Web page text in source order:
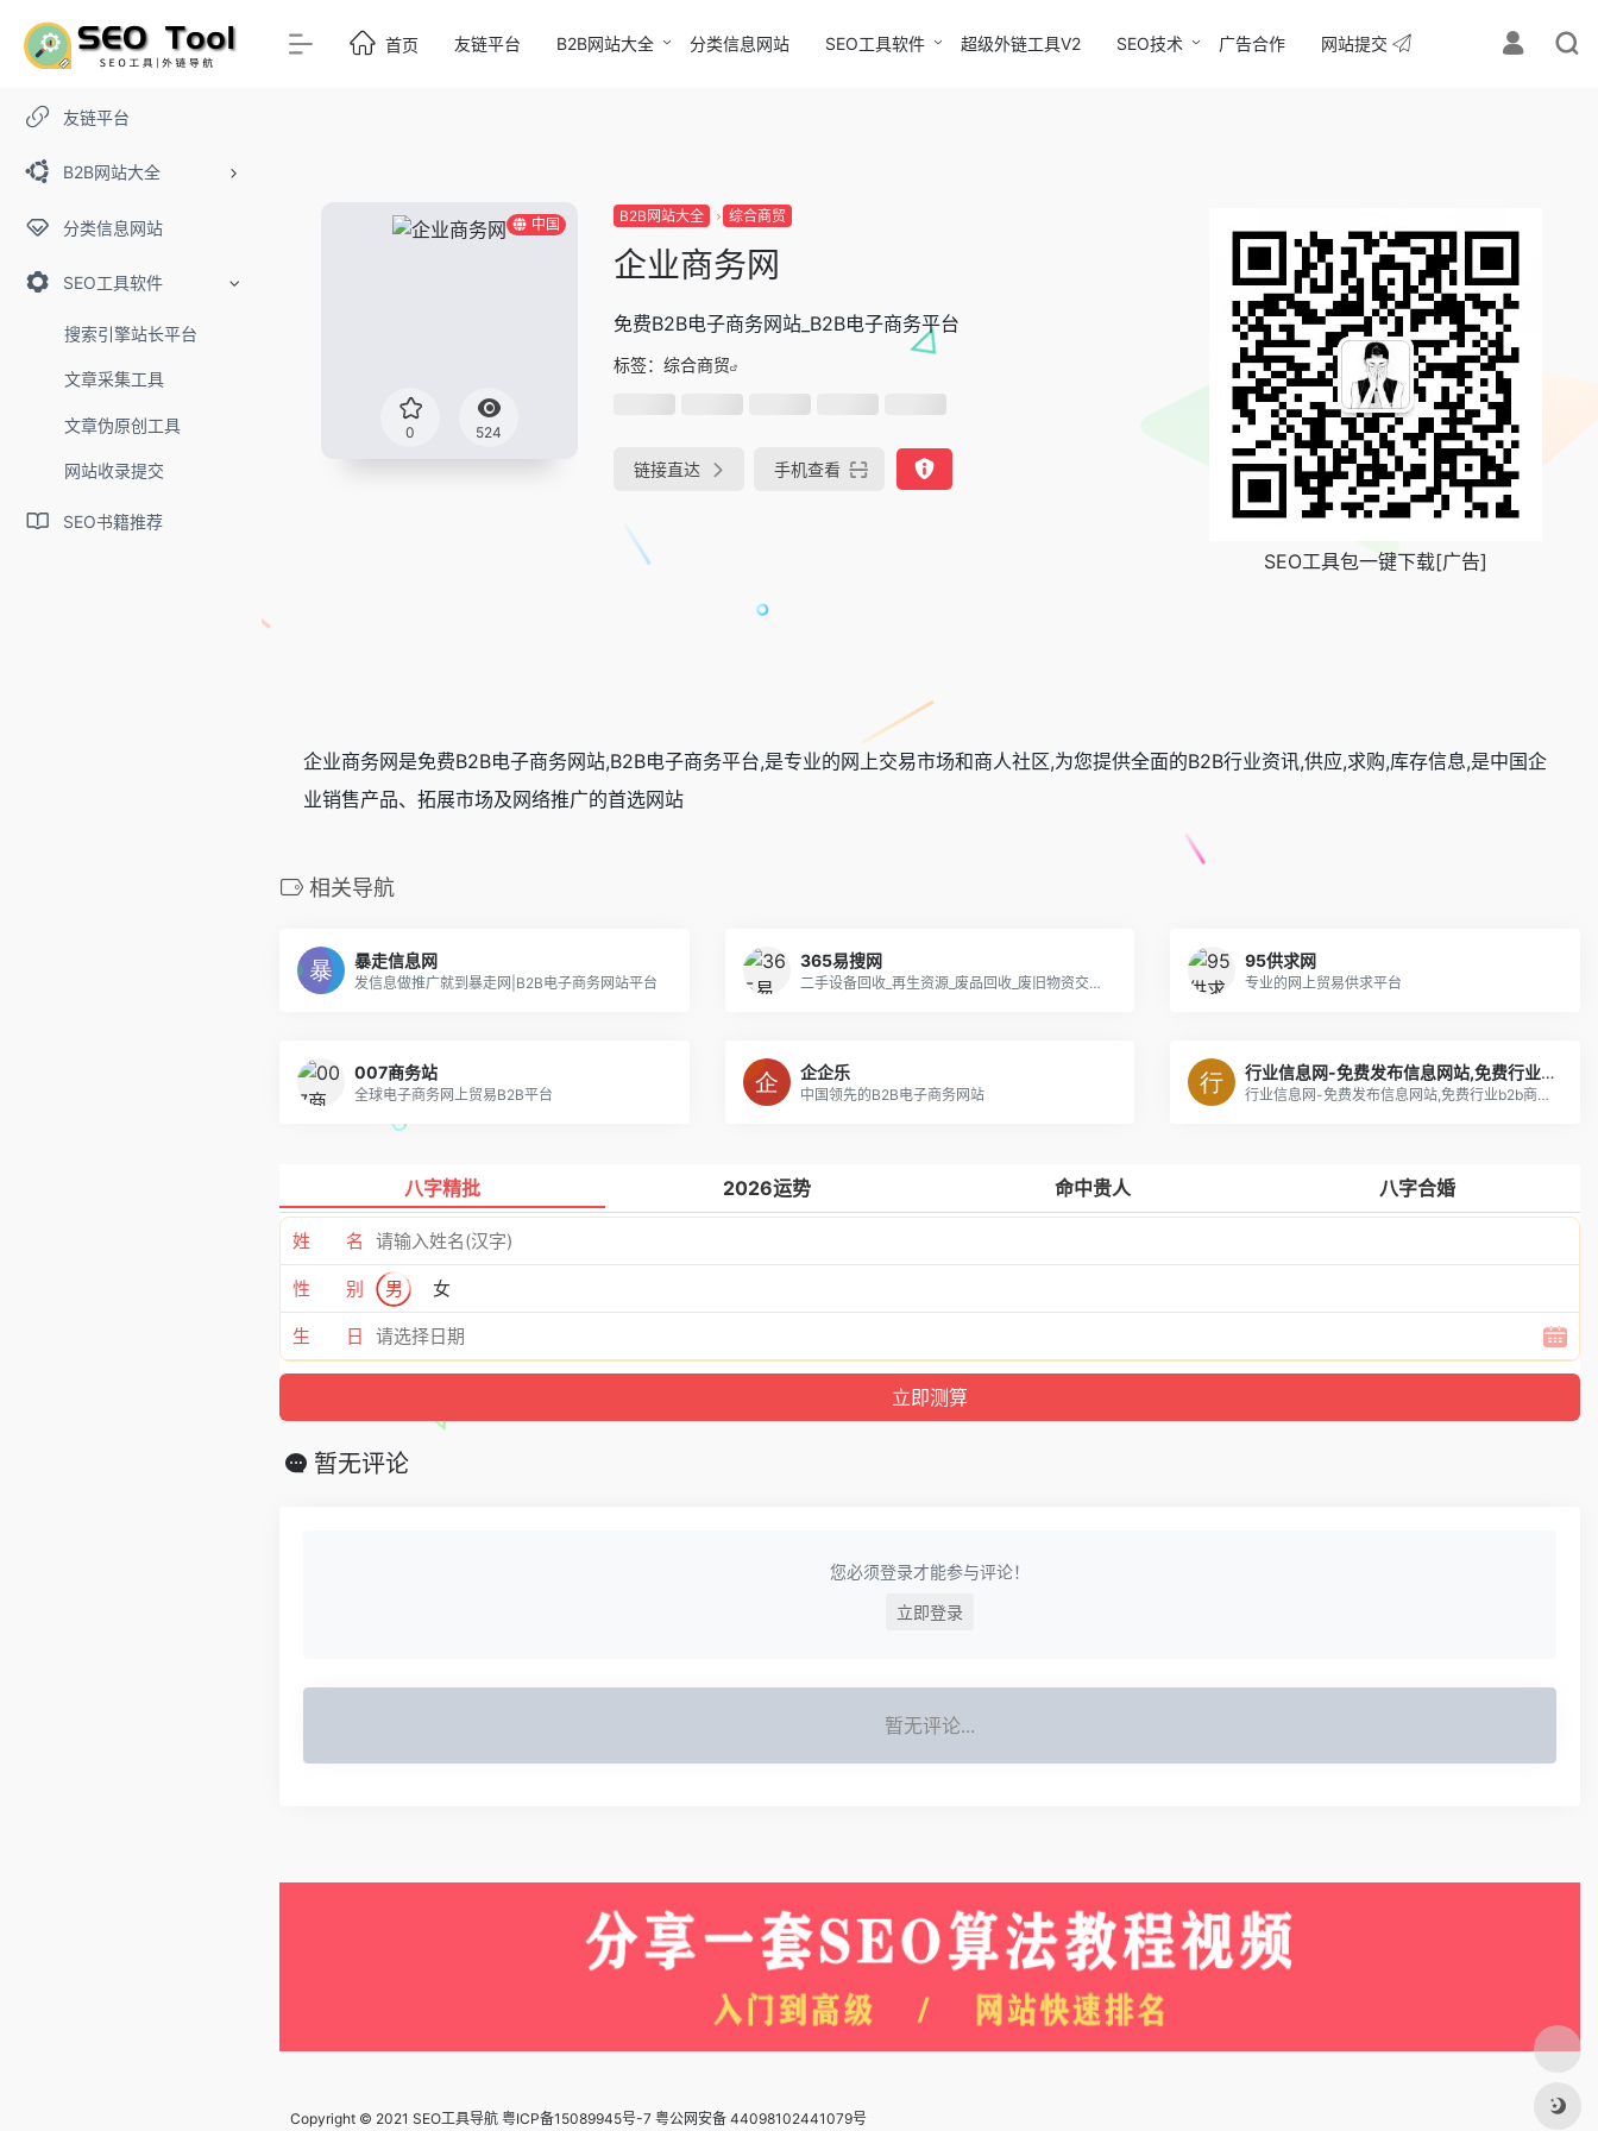
友链平台
B2B网站大全
分类信息网站
SEO工具软件
搜索引擎站长平台
文章采集工具
文章伪原创工具
网站收录提交
SEO书籍推荐
首页 友链平台 B2B网站大全 分类信息网站 SEO工具软件 超级外链工具V2 SEO技术 广告合作 网站提交
中国
0 524
B2B网站大全 综合商贸
企业商务网
免费B2B电子商务网站_B2B电子商务平台
标签： 综合商贸
链接直达 手机查看
SEO工具包一键下载[广告]
企业商务网是免费B2B电子商务网站,B2B电子商务平台,是专业的网上交易市场和商人社区,为您提供全面的B2B行业资讯,供应,求购,库存信息,是中国企
业销售产品、拓展市场及网络推广的首选网站
相关导航
暴走信息网
发信息做推广就到暴走网|B2B电子商务网站平台
365易搜网
二手设备回收_再生资源_废品回收_废旧物资交易平台
95供求网
专业的网上贸易供求平台
007商务站
全球电子商务网上贸易B2B平台
企企乐
中国领先的B2B电子商务网站
行业信息网-免费发布信息网站,免费行业b2b商务平台
行业信息网-免费发布信息网站,免费行业b2b商务平台
八字精批 2026运势 命中贵人 八字合婚
姓 名
性 别 男 女
生 日
暂无评论
您必须登录才能参与评论！
立即登录
暂无评论...
Copyright © 2021 SEO工具导航 粤ICP备15089945号-7 粤公网安备 44098102441079号